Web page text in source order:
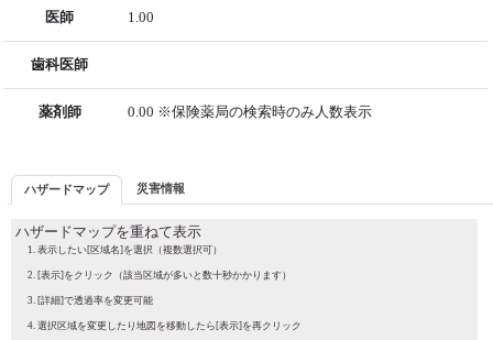
医師 1.00
歯科医師
薬剤師 0.00 ※保険薬局の検索時のみ人数表示
ハザードマップ 災害情報
ハザードマップを重ねて表示
表示したい[区域名]を選択（複数選択可）
[表示]をクリック（該当区域が多いと数十秒かかります）
[詳細]で透過率を変更可能
選択区域を変更したり地図を移動したら[表示]を再クリック